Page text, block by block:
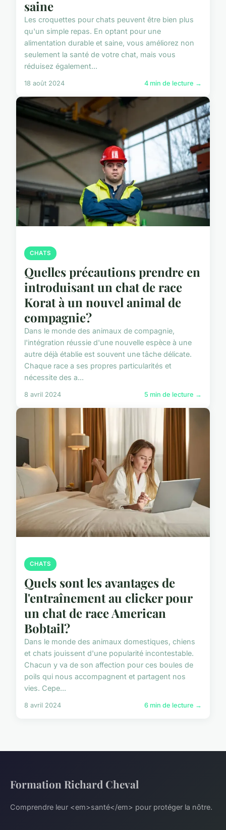
saine
Les croquettes pour chats peuvent être bien plus
qu'un simple repas. En optant pour une
alimentation durable et saine, vous améliorez non
seulement la santé de votre chat, mais vous
réduisez également...
18 août 2024 4 min de lecture →
CHATS
Quelles précautions prendre en
introduisant un chat de race
Korat à un nouvel animal de
compagnie?
Dans le monde des animaux de compagnie,
l'intégration réussie d'une nouvelle espèce à une
autre déjà établie est souvent une tâche délicate.
Chaque race a ses propres particularités et
nécessite des a...
8 avril 2024 5 min de lecture →
CHATS
Quels sont les avantages de
l'entraînement au clicker pour
un chat de race American
Bobtail?
Dans le monde des animaux domestiques, chiens
et chats jouissent d'une popularité incontestable.
Chacun y va de son affection pour ces boules de
poils qui nous accompagnent et partagent nos
vies. Cepe...
8 avril 2024 6 min de lecture →
Formation Richard Cheval
Comprendre leur <em>santé</em> pour protéger la nôtre.